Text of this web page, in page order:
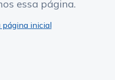
essa página.
página inicial